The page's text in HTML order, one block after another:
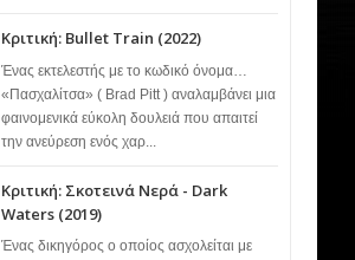
Κριτική: Bullet Train (2022)
Ένας εκτελεστής με το κωδικό όνομα…
«Πασχαλίτσα» ( Brad Pitt ) αναλαμβάνει μια
φαινομενικά εύκολη δουλειά που απαιτεί
την ανεύρεση ενός χαρ...
Κριτική: Σκοτεινά Νερά - Dark
Waters (2019)
Ένας δικηγόρος ο οποίος ασχολείται με